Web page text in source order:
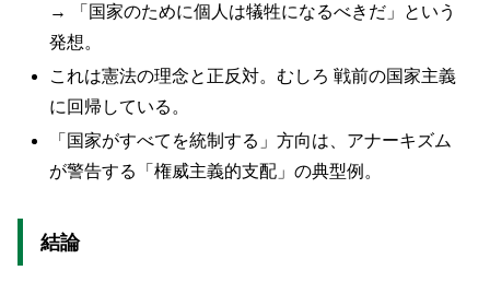
→ 「国家のために個人は犠牲になるべきだ」という
発想。
これは憲法の理念と正反対。むしろ 戦前の国家主義
に回帰している。
「国家がすべてを統制する」方向は、アナーキズム
が警告する「権威主義的支配」の典型例。
結論